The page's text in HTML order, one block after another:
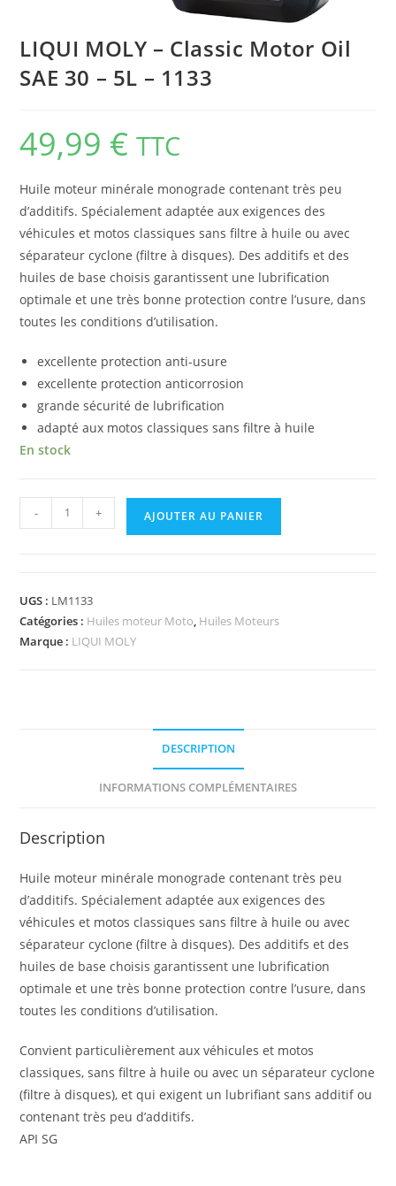
LIQUI MOLY – Classic Motor Oil
SAE 30 – 5L – 1133
49,99 € TTC
Huile moteur minérale monograde contenant très peu
d’additifs. Spécialement adaptée aux exigences des
véhicules et motos classiques sans filtre à huile ou avec
séparateur cyclone (filtre à disques). Des additifs et des
huiles de base choisis garantissent une lubrification
optimale et une très bonne protection contre l’usure, dans
toutes les conditions d’utilisation.
excellente protection anti-usure
excellente protection anticorrosion
grande sécurité de lubrification
adapté aux motos classiques sans filtre à huile
En stock
- + AJOUTER AU PANIER
UGS : LM1133
Catégories : Huiles moteur Moto Huiles Moteurs
Marque : LIQUI MOLY
DESCRIPTION
INFORMATIONS COMPLÉMENTAIRES
Description
Huile moteur minérale monograde contenant très peu
d’additifs. Spécialement adaptée aux exigences des
véhicules et motos classiques sans filtre à huile ou avec
séparateur cyclone (filtre à disques). Des additifs et des
huiles de base choisis garantissent une lubrification
optimale et une très bonne protection contre l’usure, dans
toutes les conditions d’utilisation.
Convient particulièrement aux véhicules et motos
classiques, sans filtre à huile ou avec un séparateur cyclone
(filtre à disques), et qui exigent un lubrifiant sans additif ou
contenant très peu d’additifs.
API SG